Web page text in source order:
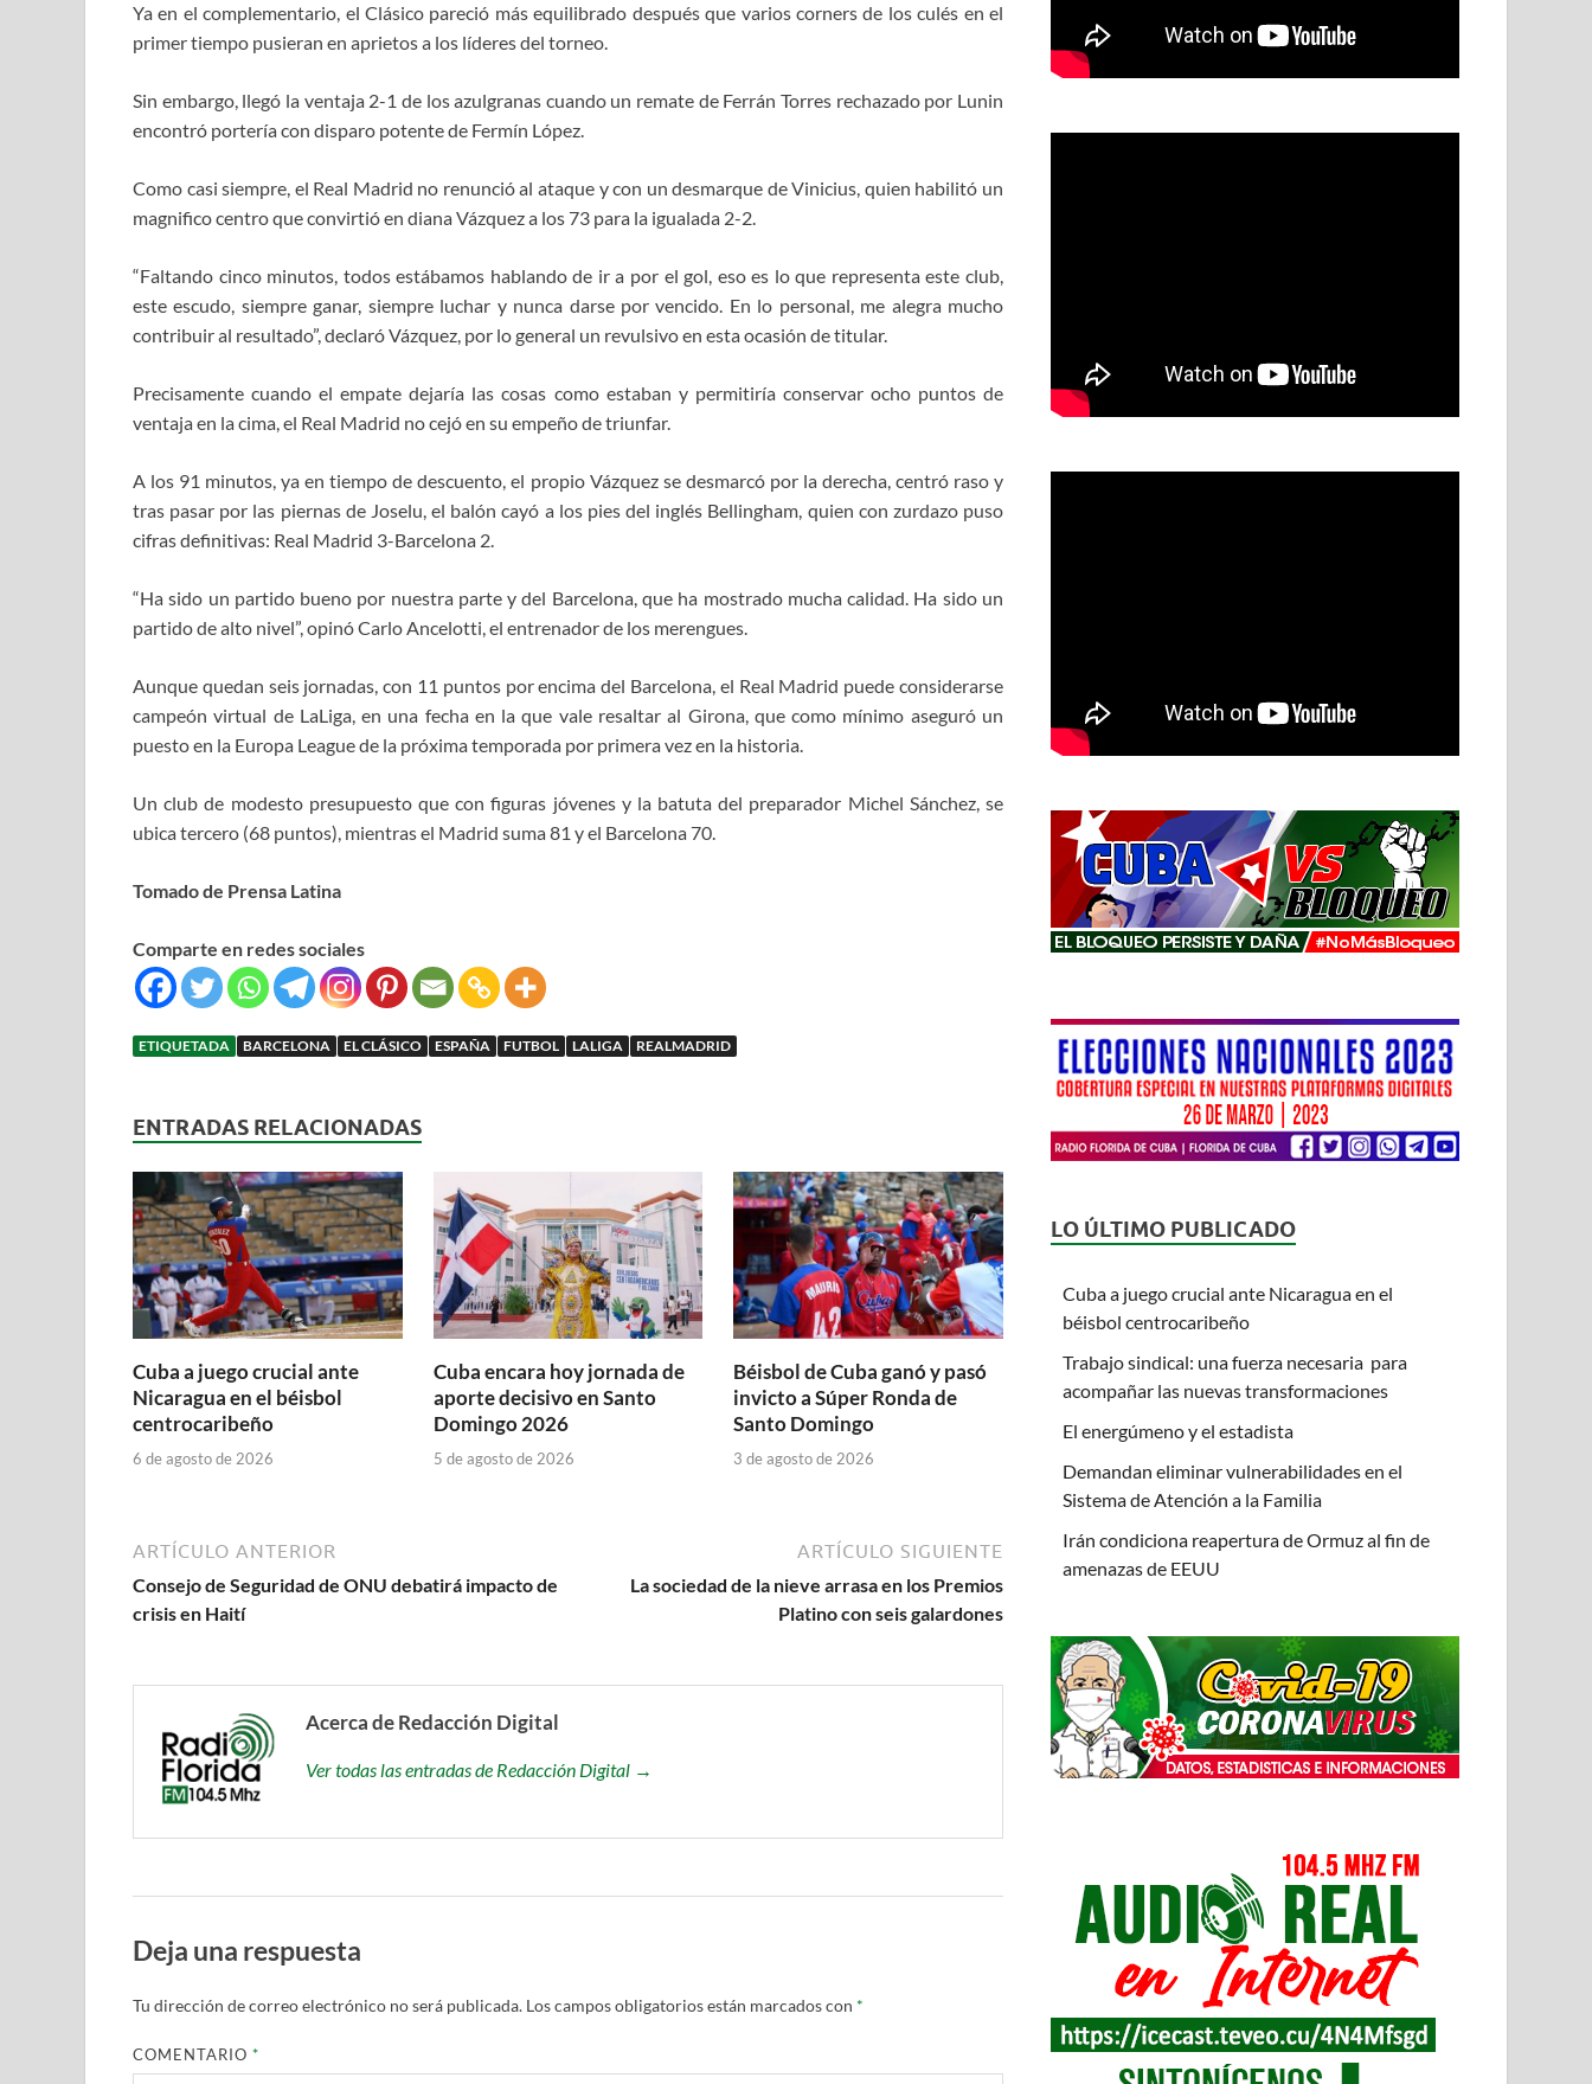
Ya en el complementario, el Clásico pareció más equilibrado después que varios corners de los culés en el
primer tiempo pusieran en aprietos a los líderes del torneo.
Sin embargo, llegó la ventaja 2-1 de los azulgranas cuando un remate de Ferrán Torres rechazado por Lunin
encontró portería con disparo potente de Fermín López.
Como casi siempre, el Real Madrid no renunció al ataque y con un desmarque de Vinicius, quien habilitó un
magnifico centro que convirtió en diana Vázquez a los 73 para la igualada 2-2.
“Faltando cinco minutos, todos estábamos hablando de ir a por el gol, eso es lo que representa este club,
este escudo, siempre ganar, siempre luchar y nunca darse por vencido. En lo personal, me alegra mucho
contribuir al resultado”, declaró Vázquez, por lo general un revulsivo en esta ocasión de titular.
Precisamente cuando el empate dejaría las cosas como estaban y permitiría conservar ocho puntos de
ventaja en la cima, el Real Madrid no cejó en su empeño de triunfar.
A los 91 minutos, ya en tiempo de descuento, el propio Vázquez se desmarcó por la derecha, centró raso y
tras pasar por las piernas de Joselu, el balón cayó a los pies del inglés Bellingham, quien con zurdazo puso
cifras definitivas: Real Madrid 3-Barcelona 2.
“Ha sido un partido bueno por nuestra parte y del Barcelona, que ha mostrado mucha calidad. Ha sido un
partido de alto nivel”, opinó Carlo Ancelotti, el entrenador de los merengues.
Aunque quedan seis jornadas, con 11 puntos por encima del Barcelona, el Real Madrid puede considerarse
campeón virtual de LaLiga, en una fecha en la que vale resaltar al Girona, que como mínimo aseguró un
puesto en la Europa League de la próxima temporada por primera vez en la historia.
Un club de modesto presupuesto que con figuras jóvenes y la batuta del preparador Michel Sánchez, se
ubica tercero (68 puntos), mientras el Madrid suma 81 y el Barcelona 70.
Tomado de Prensa Latina
Comparte en redes sociales
ETIQUETADA BARCELONA EL CLÁSICO ESPAÑA FUTBOL LALIGA REALMADRID
ENTRADAS RELACIONADAS
Cuba a juego crucial ante
Nicaragua en el béisbol
centrocaribeño
6 de agosto de 2026
Cuba encara hoy jornada de
aporte decisivo en Santo
Domingo 2026
5 de agosto de 2026
Béisbol de Cuba ganó y pasó
invicto a Súper Ronda de
Santo Domingo
3 de agosto de 2026
ARTÍCULO ANTERIOR
Consejo de Seguridad de ONU debatirá impacto de
crisis en Haití
ARTÍCULO SIGUIENTE
La sociedad de la nieve arrasa en los Premios
Platino con seis galardones
Acerca de Redacción Digital
Ver todas las entradas de Redacción Digital →
Deja una respuesta
Tu dirección de correo electrónico no será publicada. Los campos obligatorios están marcados con *
COMENTARIO*
LO ÚLTIMO PUBLICADO
Cuba a juego crucial ante Nicaragua en el
béisbol centrocaribeño
Trabajo sindical: una fuerza necesaria para
acompañar las nuevas transformaciones
El energúmeno y el estadista
Demandan eliminar vulnerabilidades en el
Sistema de Atención a la Familia
Irán condiciona reapertura de Ormuz al fin de
amenazas de EEUU